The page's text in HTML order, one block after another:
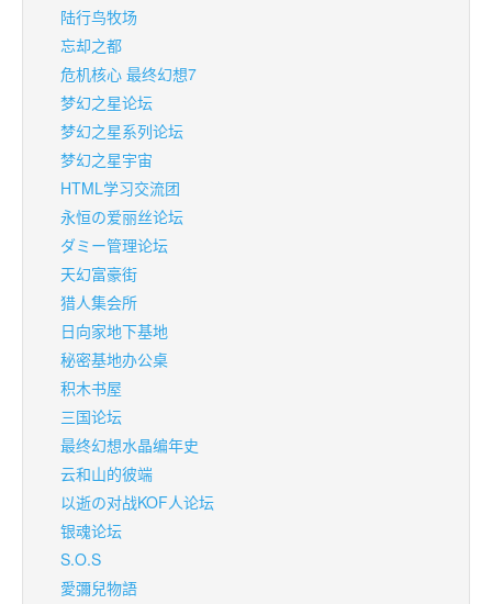
陆行鸟牧场
忘却之都
危机核心 最终幻想7
梦幻之星论坛
梦幻之星系列论坛
梦幻之星宇宙
HTML学习交流团
永恒の爱丽丝论坛
ダミー管理论坛
天幻富豪街
猎人集会所
日向家地下基地
秘密基地办公桌
积木书屋
三国论坛
最终幻想水晶编年史
云和山的彼端
以逝の对战KOF人论坛
银魂论坛
S.O.S
愛彌兒物語